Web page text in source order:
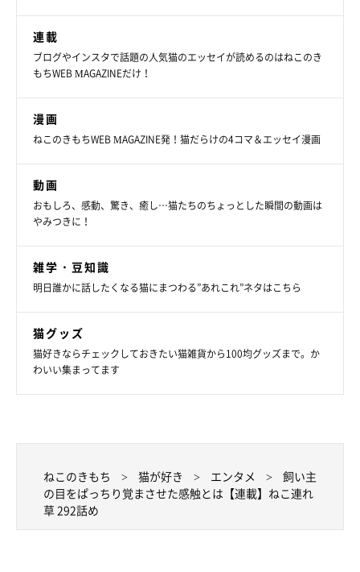
連載
ブログやインスタで話題の人気猫のエッセイが読めるのはねこのき
もちWEB MAGAZINEだけ！
漫画
ねこのきもちWEB MAGAZINE発！猫だらけの4コマ＆エッセイ漫画
動画
おもしろ、感動、驚き、癒し…猫たちのちょっとした瞬間の動画は
やみつきに！
雑学・豆知識
明日誰かに話したくなる猫にまつわる”あれこれ”ネタはこちら
猫グッズ
猫好きならチェックしておきたい猫雑貨から100均グッズまで。か
わいい集まってます
ねこのきもち 猫が好き エンタメ
飼い主
の目をぱっちり覚まさせた感触とは【連載】ねこ連れ
草 292話め